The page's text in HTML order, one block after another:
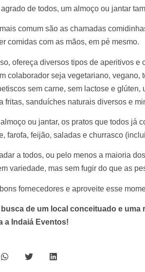
de todos, um almoço ou jantar
comum são as chamadas
comidas com as mãos, em pé mesmo.
ofereça diversos tipos de aperitivos
colaborador seja vegetariano,
sem carne, sem lactose e
fritas, sanduíches naturais diversos e
ou jantar, os pratos que todos já
farofa, feijão, saladas e churrasco
a todos, ou pelo menos a maioria
variedade, mas sem fugir do que as
fornecedores e aproveite esse
busca de um local conceituado e
a Indaiá Eventos!